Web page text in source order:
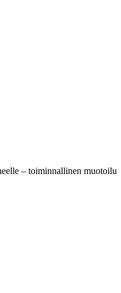
– toiminnallinen muotoilu